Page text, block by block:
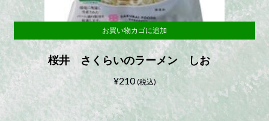
桜井 さくらいのラーメン しお
¥210 (税込)
お買い物カゴに追加